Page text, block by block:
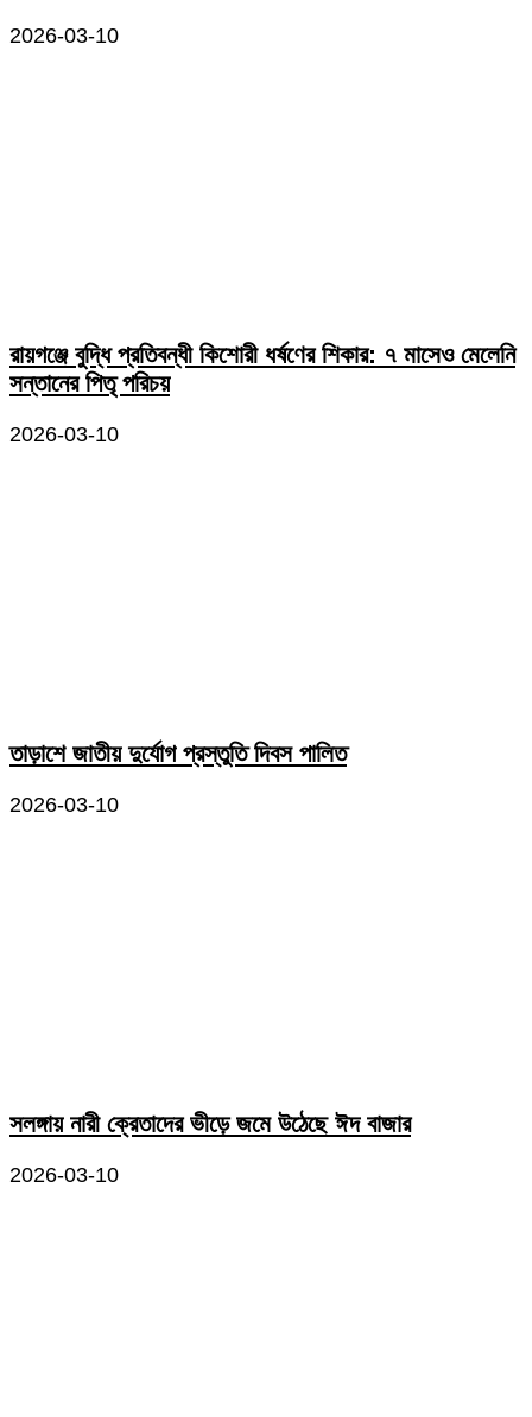
2026-03-10
রায়গঞ্জে বুদ্ধি প্রতিবন্ধী কিশোরী ধর্ষণের শিকার: ৭ মাসেও মেলেনি
সন্তানের পিতৃ পরিচয়
2026-03-10
তাড়াশে জাতীয় দুর্যোগ প্রস্তুতি দিবস পালিত
2026-03-10
সলঙ্গায় নারী ক্রেতাদের ভীড়ে জমে উঠেছে ঈদ বাজার
2026-03-10